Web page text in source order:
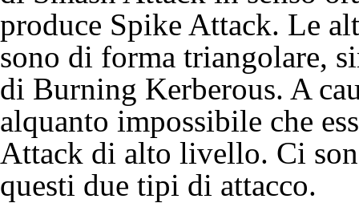
produce Spike Attack. Le
sono di forma triangolare,
di Burning Kerberous. A
alquanto impossibile che
Attack di alto livello. Ci
questi due tipi di attacco.